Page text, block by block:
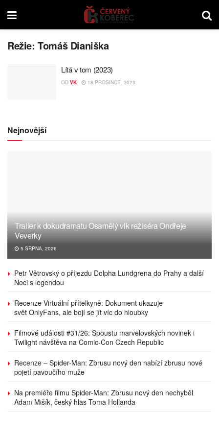
Režie:Tomáš Dianiška
Lítá v tom (2023)
OD VK 18 PROSINCE, 2023
Nejnovější
Trailer k dokudramatu Osamělý vlk režiséra Ondřeje
Veverky
5 SRPNA, 2026
Petr Větrovský o příjezdu Dolpha Lundgrena do Prahy a další
Noci s legendou
Recenze Virtuální přítelkyně: Dokument ukazuje
svět OnlyFans, ale bojí se jít víc do hloubky
Filmové události #31/26: Spoustu marvelovských novinek i
Twilight návštěva na Comic-Con Czech Republic
Recenze – Spider-Man: Zbrusu nový den nabízí zbrusu nové
pojetí pavoučího muže
Na premiéře filmu Spider-Man: Zbrusu nový den nechyběl
Adam Mišík, český hlas Toma Hollanda